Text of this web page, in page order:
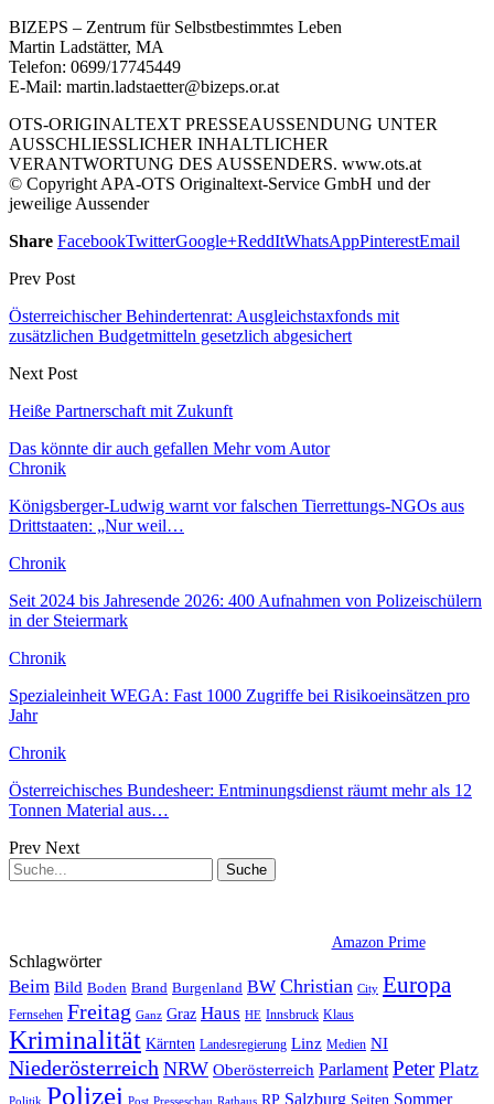
BIZEPS – Zentrum für Selbstbestimmtes Leben
Martin Ladstätter, MA
Telefon: 0699/17745449
E-Mail: martin.ladstaetter@bizeps.or.at
OTS-ORIGINALTEXT PRESSEAUSSENDUNG UNTER
AUSSCHLIESSLICHER INHALTLICHER
VERANTWORTUNG DES AUSSENDERS. www.ots.at
© Copyright APA-OTS Originaltext-Service GmbH und der
jeweilige Aussender
Share FacebookTwitterGoogle+ReddItWhatsAppPinterestEmail
Prev Post
Österreichischer Behindertenrat: Ausgleichstaxfonds mit
zusätzlichen Budgetmitteln gesetzlich abgesichert
Next Post
Heiße Partnerschaft mit Zukunft
Das könnte dir auch gefallen Mehr vom Autor
Chronik
Königsberger-Ludwig warnt vor falschen Tierrettungs-NGOs aus
Drittstaaten: „Nur weil…
Chronik
Seit 2024 bis Jahresende 2026: 400 Aufnahmen von Polizeischülern
in der Steiermark
Chronik
Spezialeinheit WEGA: Fast 1000 Zugriffe bei Risikoeinsätzen pro
Jahr
Chronik
Österreichisches Bundesheer: Entminungsdienst räumt mehr als 12
Tonnen Material aus…
Prev Next
Amazon Prime
Schlagwörter
Beim Bild Boden Brand Burgenland BW Christian City Europa
Fernsehen Freitag Ganz Graz Haus HE Innsbruck Klaus
Kriminalität Kärnten Landesregierung Linz Medien NI
Niederösterreich NRW Oberösterreich Parlament Peter Platz
Politik Polizei Post Presseschau Rathaus RP Salzburg Seiten Sommer